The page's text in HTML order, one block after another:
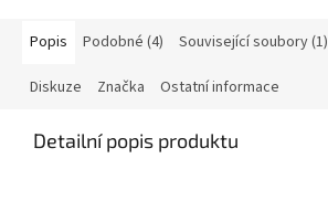
Popis Podobné (4) Související soubory (1)
Diskuze Značka Ostatní informace
Detailní popis produktu